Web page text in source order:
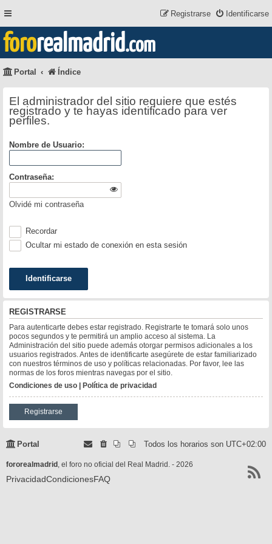
Identificarse
Registrarse
fororealmadrid.com
Portal Índice
El administrador del sitio requiere que estés
registrado y te hayas identificado para ver
perfiles.
Nombre de Usuario:
Contraseña:
Olvidé mi contraseña
Recordar
Ocultar mi estado de conexión en esta sesión
REGISTRARSE
Para autenticarte debes estar registrado. Registrarte te tomará solo unos
pocos segundos y te permitirá un amplio acceso al sistema. La
Administración del sitio puede además otorgar permisos adicionales a los
usuarios registrados. Antes de identificarte asegúrete de estar familiarizado
con nuestros términos de uso y políticas relacionadas. Por favor, lee las
normas de los foros mientras navegas por el sitio.
Condiciones de uso | Política de privacidad
Registrarse
Portal Todos los horarios son UTC+02:00
fororealmadrid , el foro no oficial del Real Madrid. - 2026
PrivacidadCondicionesFAQ